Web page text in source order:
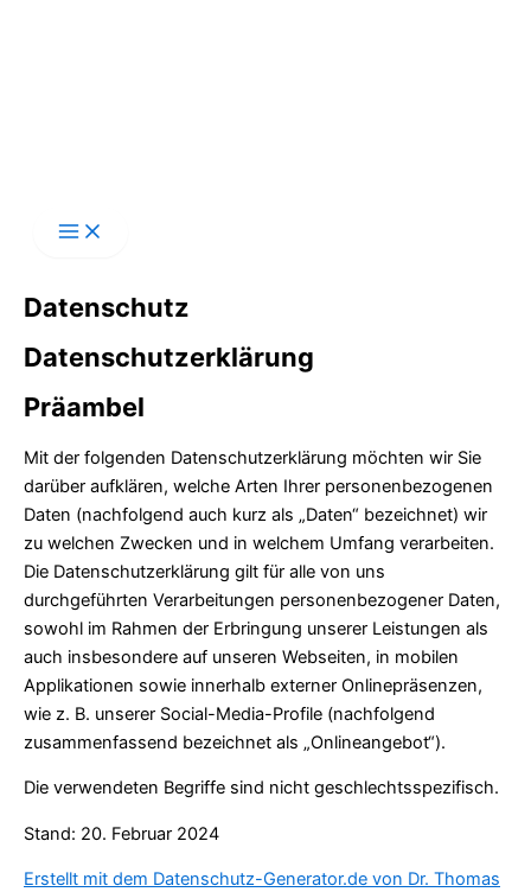
Datenschutz
Datenschutzerklärung
Präambel
Mit der folgenden Datenschutzerklärung möchten wir Sie
darüber aufklären, welche Arten Ihrer personenbezogenen
Daten (nachfolgend auch kurz als „Daten“ bezeichnet) wir
zu welchen Zwecken und in welchem Umfang verarbeiten.
Die Datenschutzerklärung gilt für alle von uns
durchgeführten Verarbeitungen personenbezogener Daten,
sowohl im Rahmen der Erbringung unserer Leistungen als
auch insbesondere auf unseren Webseiten, in mobilen
Applikationen sowie innerhalb externer Onlinepräsenzen,
wie z. B. unserer Social-Media-Profile (nachfolgend
zusammenfassend bezeichnet als „Onlineangebot“).
Die verwendeten Begriffe sind nicht geschlechtsspezifisch.
Stand: 20. Februar 2024
Erstellt mit dem Datenschutz-Generator.de von Dr. Thomas